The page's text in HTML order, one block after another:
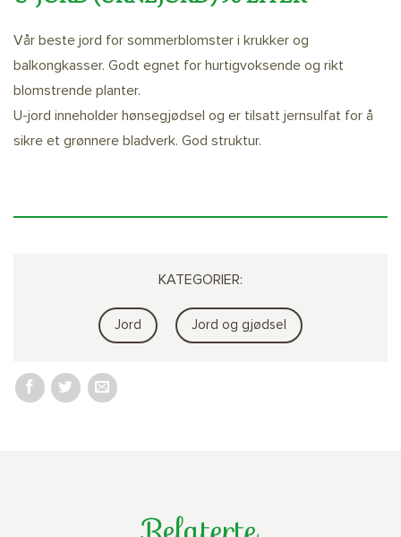
Vår beste jord for sommerblomster i krukker og
balkongkasser. Godt egnet for hurtigvoksende og rikt
blomstrende planter.
U-jord inneholder hønsegjødsel og er tilsatt jernsulfat for å
sikre et grønnere bladverk. God struktur.
KATEGORIER:
Jord Jord og gjødsel